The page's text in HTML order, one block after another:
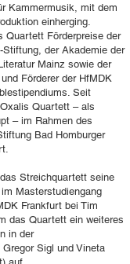
Kammermusik, mit dem
einherging.
Quartett Förderpreise der
der Akademie der
Mainz sowie der
Förderer der HfMDK
Seit
Quartett – als
– im Rahmen des
Bad Homburger
Streichquartett seine
Masterstudiengang
Frankfurt bei Tim
das Quartett ein weiteres
in der
Sigl und Vineta